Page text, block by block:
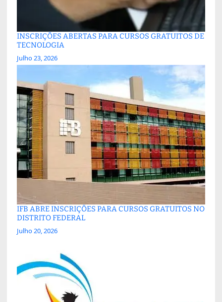
INSCRIÇÕES ABERTAS PARA CURSOS GRATUITOS DE
TECNOLOGIA
Julho 23, 2026
IFB ABRE INSCRIÇÕES PARA CURSOS GRATUITOS NO
DISTRITO FEDERAL
Julho 20, 2026